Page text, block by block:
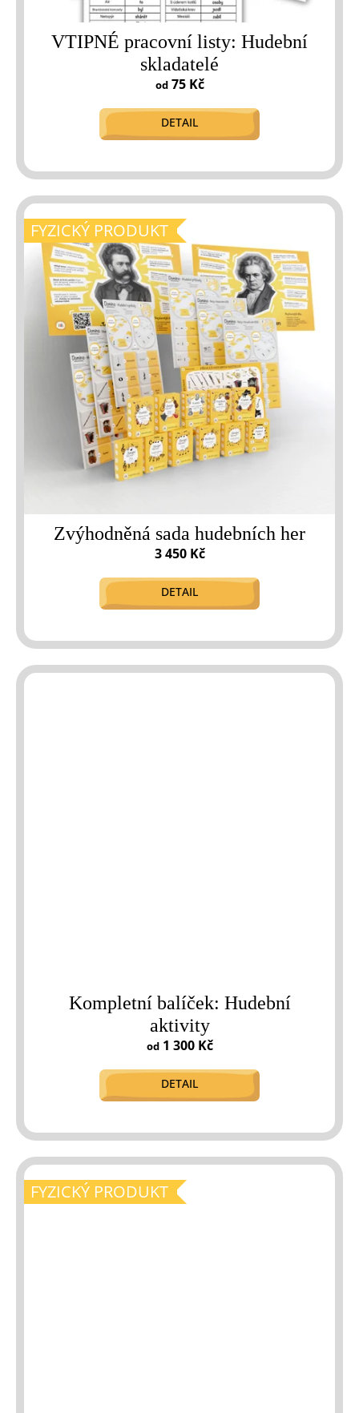
VTIPNÉ pracovní listy: Hudební
skladatelé
od75 Kč
DETAIL
FYZICKÝ PRODUKT
Zvýhodněná sada hudebních her
3 450 Kč
DETAIL
Kompletní balíček: Hudební
aktivity
od1 300 Kč
DETAIL
FYZICKÝ PRODUKT